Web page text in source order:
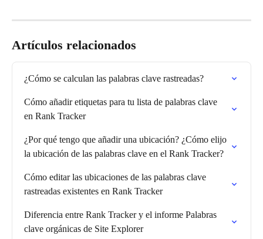
Artículos relacionados
¿Cómo se calculan las palabras clave rastreadas?
Cómo añadir etiquetas para tu lista de palabras clave
en Rank Tracker
¿Por qué tengo que añadir una ubicación? ¿Cómo elijo
la ubicación de las palabras clave en el Rank Tracker?
Cómo editar las ubicaciones de las palabras clave
rastreadas existentes en Rank Tracker
Diferencia entre Rank Tracker y el informe Palabras
clave orgánicas de Site Explorer